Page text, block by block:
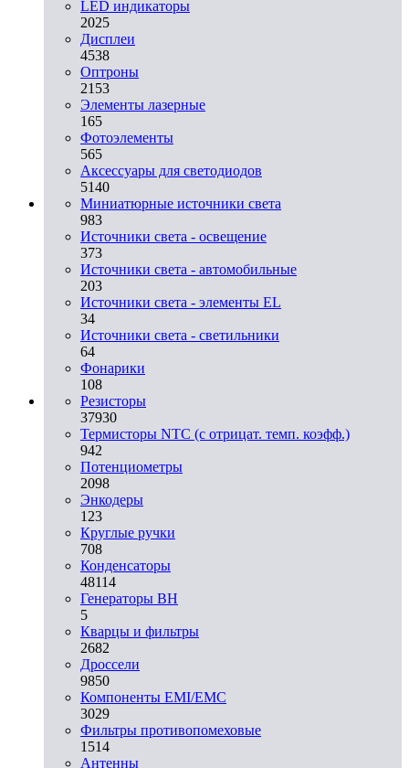
LED индикаторы
2025
Дисплеи
4538
Оптроны
2153
Элементы лазерные
165
Фотоэлементы
565
Аксессуары для светодиодов
5140
Миниатюрные источники света
983
Источники света - освещение
373
Источники света - автомобильные
203
Источники света - элементы EL
34
Источники света - светильники
64
Фонарики
108
Резисторы
37930
Термисторы NTC (с отрицат. темп. коэфф.)
942
Потенциометры
2098
Энкодеры
123
Круглые ручки
708
Конденсаторы
48114
Генераторы ВН
5
Кварцы и фильтры
2682
Дроссели
9850
Компоненты EMI/EMC
3029
Фильтры противопомеховые
1514
Антенны